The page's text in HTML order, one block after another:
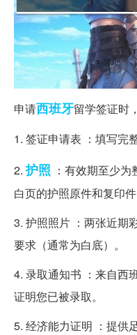
申请西班牙留学签证时
1. 签证申请表 ：填写完
2.护照 ：有效期至少
白页的护照原件和复印件
3. 护照照片 ：两张近期
要求（通常为白底）。
4. 录取通知书 ：来自西
证明您已被录取。
5. 经济能力证明 ：提供